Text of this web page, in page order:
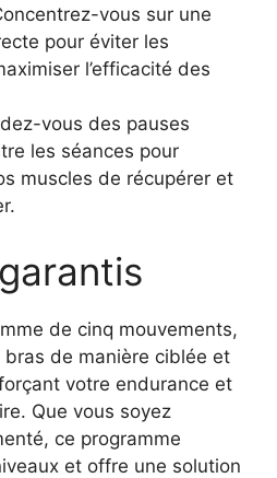
vous sur une
pour éviter les
l’efficacité des
vous des pauses
les séances pour
muscles de récupérer et
de cinq mouvements,
de manière ciblée et
votre endurance et
Que vous soyez
ce programme
et offre une solution